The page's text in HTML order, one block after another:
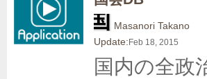
Masanori Takano
Update: Feb 18, 2015
国内の全政